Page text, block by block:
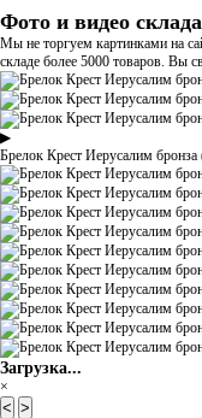
Фото и видео склада
Мы не торгуем картинками на
складе более 5000 товаров. Вы
▶
Брелок Крест Иерусалим бронза
Загрузка...
×
< >